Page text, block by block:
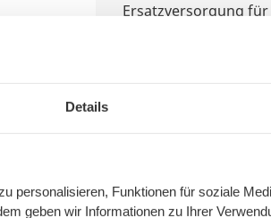
Details
personalisieren, Funktionen für soziale
geben wir Informationen zu Ihrer
Ersatzversorgung für
Allgemeinen
Weiteres auch für